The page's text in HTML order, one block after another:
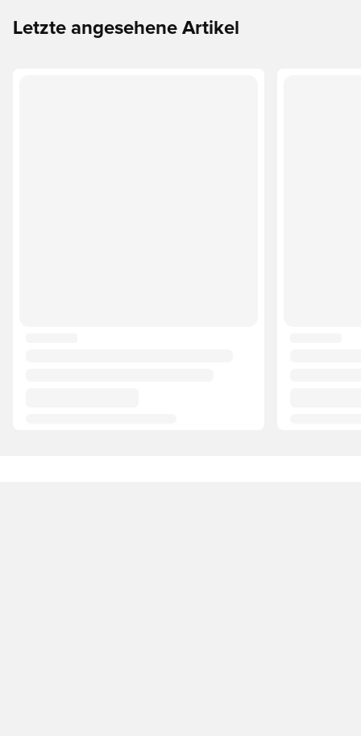
Letzte angesehene Artikel